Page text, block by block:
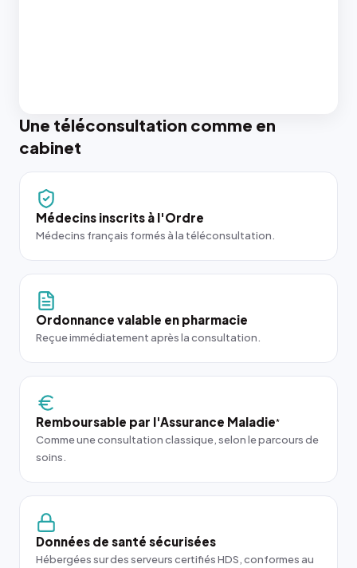
Une téléconsultation comme en
cabinet
Médecins inscrits à l'Ordre
Médecins français formés à la téléconsultation.
Ordonnance valable en pharmacie
Reçue immédiatement après la consultation.
Remboursable par l'Assurance Maladie*
Comme une consultation classique, selon le parcours de
soins.
Données de santé sécurisées
Hébergées sur des serveurs certifiés HDS, conformes au